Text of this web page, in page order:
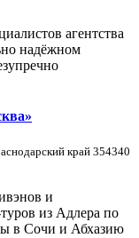
агентства
надёжном
край 354340
и
из Адлера по
в Сочи и Абхазию